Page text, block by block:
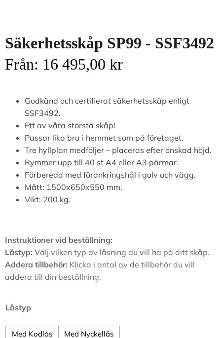
Säkerhetsskåp SP99 - SSF3492
Från: 16 495,00 kr
Godkänd och certifierat säkerhetsskåp enligt
SSF3492.
Ett av våra största skåp!
Passar lika bra i hemmet som på företaget.
Tre hyllplan medföljer – placeras efter önskad höjd.
Rymmer upp till 40 st A4 eller A3 pärmar.
Förberedd med förankringshål i golv och vägg.
Mått: 1500x650x550 mm.
Vikt: 200 kg.
Instruktioner vid beställning:
Låstyp: Välj vilken typ av låsning du vill ha på ditt skåp.
Addera tillbehör: Klicka i antal av de tillbehör du vill
addera till din beställning.
Låstyp
Med Kodlås Med Nyckellås